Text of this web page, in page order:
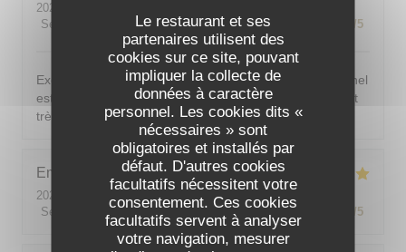
Le restaurant et ses
partenaires utilisent des
cookies sur ce site, pouvant
impliquer la collecte de
données à caractère
personnel. Les cookies dits «
nécessaires » sont
obligatoires et installés par
défaut. D'autres cookies
facultatifs nécessitent votre
consentement. Ces cookies
facultatifs servent à analyser
votre navigation, mesurer
2026-08-03
Service
Ambiance: 5/5 Cuisine: 5/5 Qualité / Prix /5
Excellent ! Tout est délicieux, bien présentés, le personnel
est vraiment au top : accueillant, souriant, attentionné et
très professionnel. Je recommande sans hésiter !
Emilie
2026-08-05
- 20:30 - Couverts 2
Service
/5 Ambiance: 5 /5 Cuisine: 5 /5 Qualité / Prix /5